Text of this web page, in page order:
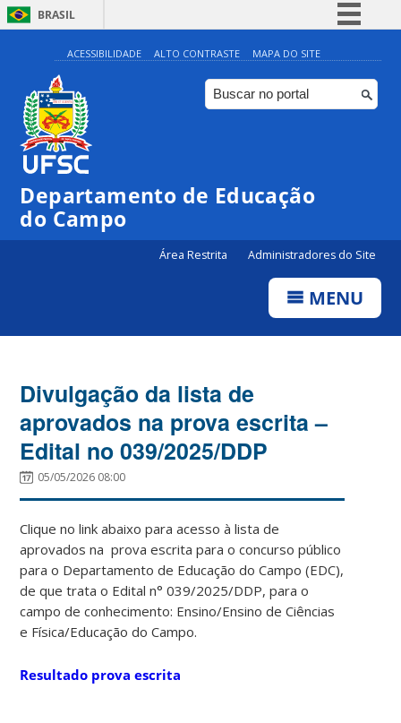
BRASIL
Simplifique!
Comunica BR
Participe
Canais
ACESSIBILIDADE ALTO CONTRASTE MAPA DO SITE
Departamento de Educação
do Campo
Área Restrita Administradores do Site
MENU
Divulgação da lista de
aprovados na prova escrita –
Edital no 039/2025/DDP
05/05/2026 08:00
Clique no link abaixo para acesso à lista de
aprovados na prova escrita para o concurso público
para o Departamento de Educação do Campo (EDC),
de que trata o Edital n° 039/2025/DDP, para o
campo de conhecimento: Ensino/Ensino de Ciências
e Física/Educação do Campo.
Resultado prova escrita